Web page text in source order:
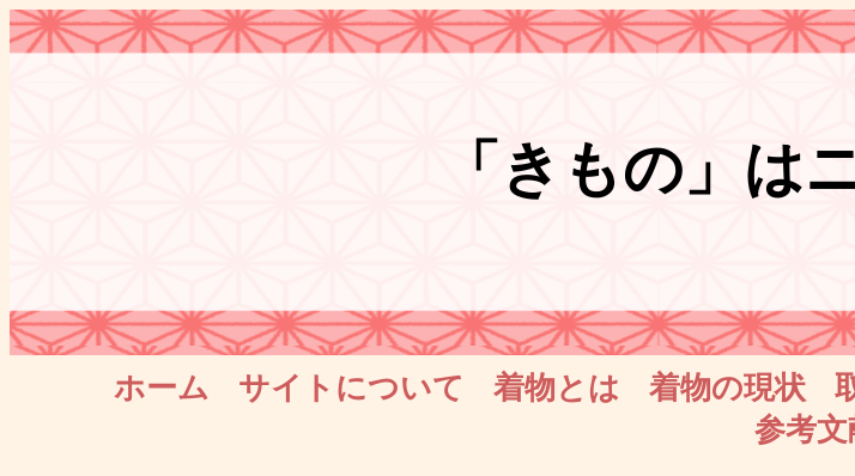
「きもの」は
ホーム サイトについて 着物とは 着物の現状
参考文